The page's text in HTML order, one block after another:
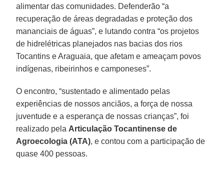
alimentar das comunidades. Defenderão “a
recuperação de áreas degradadas e proteção dos
mananciais de águas”, e lutando contra “os projetos
de hidrelétricas planejados nas bacias dos rios
Tocantins e Araguaia, que afetam e ameaçam povos
indígenas, ribeirinhos e camponeses”.
O encontro, “sustentado e alimentado pelas
experiências de nossos anciãos, a força de nossa
juventude e a esperança de nossas crianças”, foi
realizado pela Articulação Tocantinense de
Agroecologia (ATA), e contou com a participação de
quase 400 pessoas.